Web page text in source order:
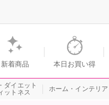
ョップチャンネル
新着商品 本日お買い得
ダイエット
ットネス
ホーム・インテリア